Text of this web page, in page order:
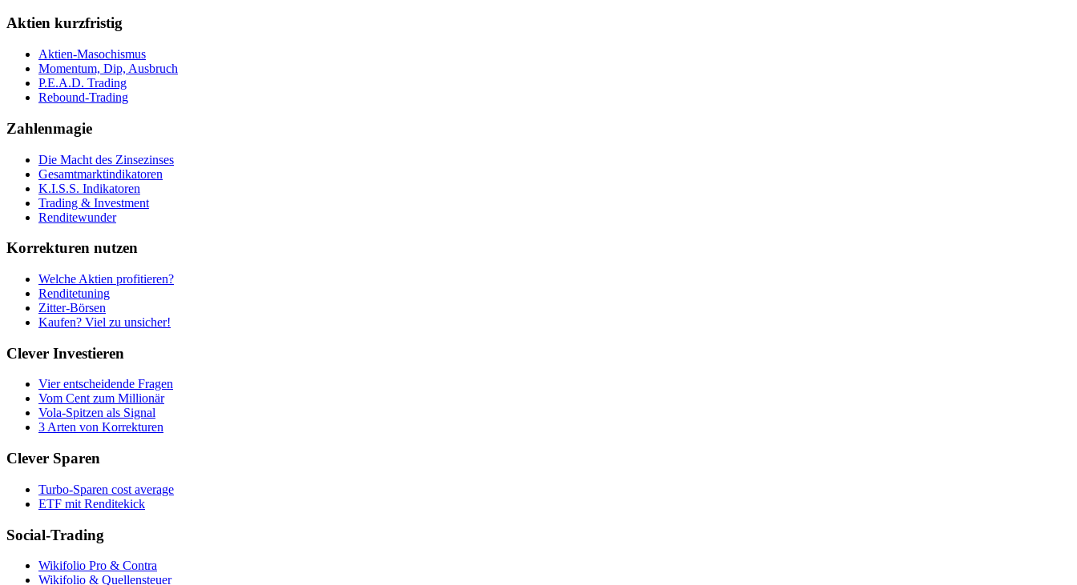
Aktien kurzfristig
Aktien-Masochismus
Momentum, Dip, Ausbruch
P.E.A.D. Trading
Rebound-Trading
Zahlenmagie
Die Macht des Zinsezinses
Gesamtmarktindikatoren
K.I.S.S. Indikatoren
Trading & Investment
Renditewunder
Korrekturen nutzen
Welche Aktien profitieren?
Renditetuning
Zitter-Börsen
Kaufen? Viel zu unsicher!
Clever Investieren
Vier entscheidende Fragen
Vom Cent zum Millionär
Vola-Spitzen als Signal
3 Arten von Korrekturen
Clever Sparen
Turbo-Sparen cost average
ETF mit Renditekick
Social-Trading
Wikifolio Pro & Contra
Wikifolio & Quellensteuer